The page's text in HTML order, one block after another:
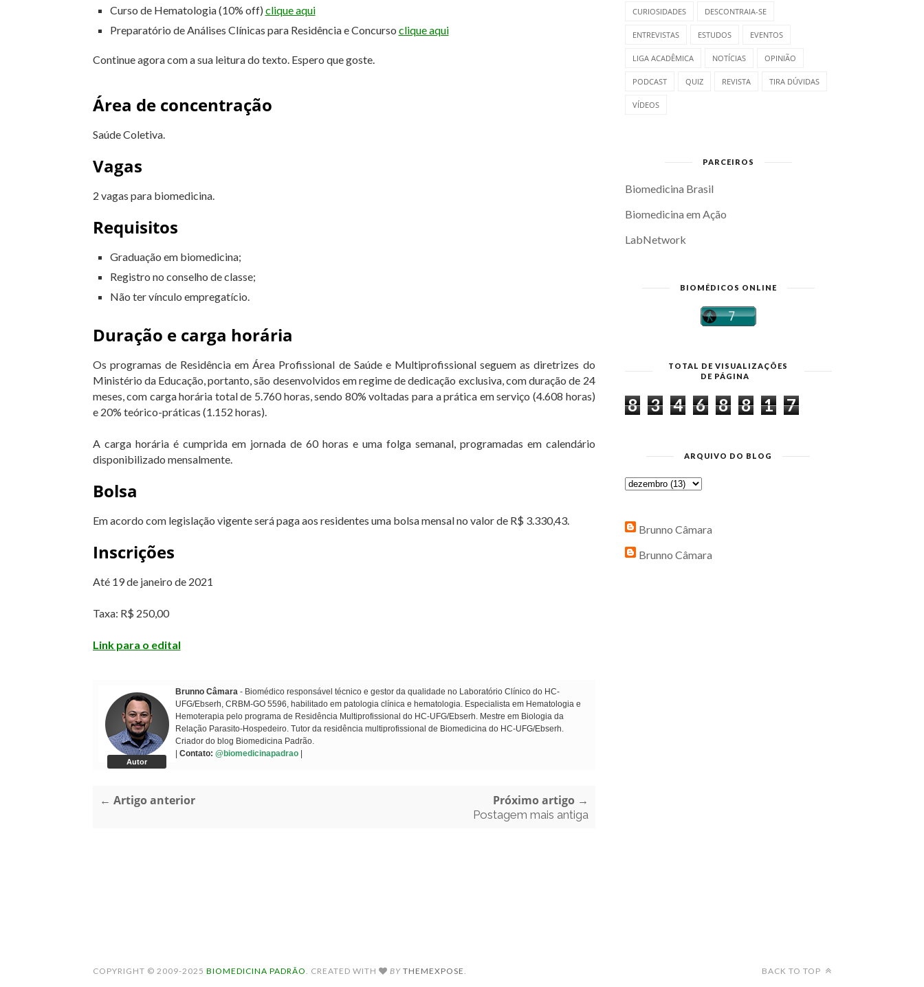
Curso de Hematologia (10% off) clique aqui
Preparatório de Análises Clínicas para Residência e Concurso clique aqui
Continue agora com a sua leitura do texto. Espero que goste.
Área de concentração
Saúde Coletiva.
Vagas
2 vagas para biomedicina.
Requisitos
Graduação em biomedicina;
Registro no conselho de classe;
Não ter vínculo empregatício.
Duração e carga horária
Os programas de Residência em Área Profissional de Saúde e Multiprofissional seguem as diretrizes do
Ministério da Educação, portanto, são desenvolvidos em regime de dedicação exclusiva, com duração de 24
meses, com carga horária total de 5.760 horas, sendo 80% voltadas para a prática em serviço (4.608 horas)
e 20% teórico-práticas (1.152 horas).
A carga horária é cumprida em jornada de 60 horas e uma folga semanal, programadas em calendário
disponibilizado mensalmente.
Bolsa
Em acordo com legislação vigente será paga aos residentes uma bolsa mensal no valor de R$ 3.330,43.
Inscrições
Até 19 de janeiro de 2021
Taxa: R$ 250,00
Link para o edital
Autor
Brunno Câmara- Biomédico responsável técnico e gestor da qualidade no Laboratório Clínico do HC-
UFG/Ebserh, CRBM-GO 5596, habilitado em patologia clínica e hematologia. Especialista em Hematologia e
Hemoterapia pelo programa de Residência Multiprofissional do HC-UFG/Ebserh. Mestre em Biologia da
Relação Parasito-Hospedeiro. Tutor da residência multiprofissional de Biomedicina do HC-UFG/Ebserh.
Criador do blog Biomedicina Padrão.
Contato: @biomedicinapadrao
← Artigo anterior Próximo artigo →
Postagem mais antiga
CURIOSIDADES DESCONTRAIA-SE
ENTREVISTAS ESTUDOS EVENTOS
LIGA ACADÊMICA NOTÍCIAS OPINIÃO
PODCAST QUIZ REVISTA TIRA DÚVIDAS
VÍDEOS
PARCEIROS
Biomedicina Brasil
Biomedicina em Ação
LabNetwork
BIOMÉDICOS ONLINE
TOTAL DE VISUALIZAÇÕES
DE PÁGINA
8 3 4 6 8 8 1 7
ARQUIVO DO BLOG
Brunno Câmara
Brunno Câmara
COPYRIGHT © 2009-2025 BIOMEDICINA PADRÃO. CREATED WITH BY THEMEXPOSE. BACK TO TOP